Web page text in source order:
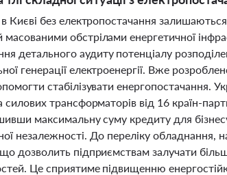
Києві без електропостачання
обстрілами енергетичної
аудиту потенціалу
генерації електроенергії. Вже
стабілізувати енергопостачання.
силових трансформаторів від 16 країн-
максимальну суму кредиту для
незалежності. До переліку
дозволить підприємствам залучати
Це сприятиме підвищенню